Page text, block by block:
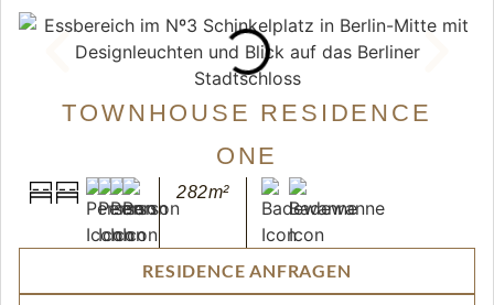
TOWNHOUSE RESIDENCE
ONE
282m²
RESIDENCE ANFRAGEN